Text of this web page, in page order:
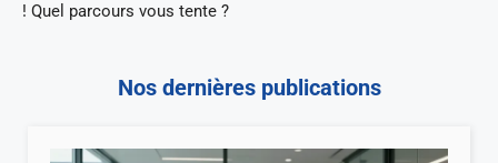
! Quel parcours vous tente ?
Nos dernières publications